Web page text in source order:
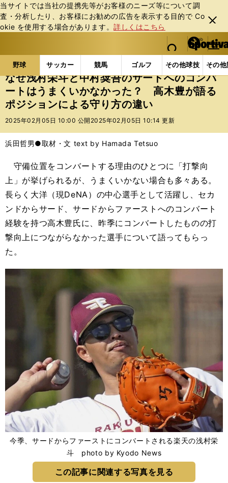
当サイトでは当社の提携先等がお客様のニーズ等について調
査・分析したり、お客様にお勧めの広告を表⽰する⽬的で Co
okie を使⽤する場合があります。詳しくはこちら
閉じ
る
web Sportiva (webスポルティーバ)
検索
マイペ
ー
ジ
メニュ
野球 サッカー 競馬 ゴルフ その他球技 その
b
ス
ポ
ル
テ
ー
バ
野球の記事一覧 プロ野球 なぜ浅村栄斗と中村奨吾
なぜ浅村栄斗と中村奨吾のサードへのコンバ
ートはうまくいかなかった？ 高木豊が語る
ポジションによる守り方の違い
2025年02月05日 10:00 公開 2025年02月05日 10:14 更新
浜田哲男●取材・文 text by Hamada Tetsuo
守備位置をコンバートする理由のひとつに「打撃向
上」が挙げられるが、うまくいかない場合も多々ある。
長らく大洋（現DeNA）の中心選手として活躍し、セカ
ンドからサード、サードからファーストへのコンバート
経験を持つ高木豊氏に、昨季にコンバートしたものの打
撃向上につながらなかった選手について語ってもらっ
た。
今季、サードからファーストにコンバートされる楽天の浅村栄
斗 photo by Kyodo News
この記事に関連する写真を見る